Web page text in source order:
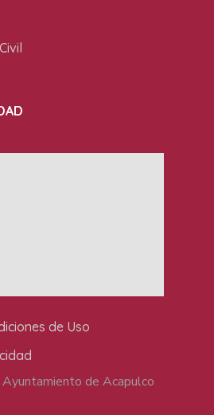
de Uso
de Acapulco